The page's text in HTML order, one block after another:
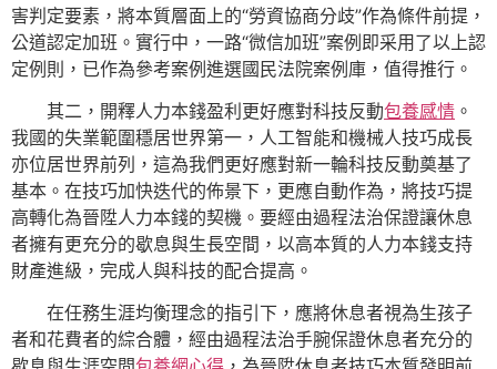
害判定要素，將本質層面上的“勞資協商分歧”作為條件前提，
公道認定加班。實行中，一路“微信加班”案例即采用了以上認
定例則，已作為參考案例進選國民法院案例庫，值得推行。
其二，開釋人力本錢盈利更好應對科技反動包養感情 。
我國的失業範圍穩居世界第一，人工智能和機械人技巧成長
亦位居世界前列，這為我們更好應對新一輪科技反動奠基了
基本。在技巧加快迭代的佈景下，更應自動作為，將技巧提
高轉化為晉陞人力本錢的契機。要經由過程法治保證讓休息
者擁有更充分的歇息與生長空間，以高本質的人力本錢支持
財產進級，完成人與科技的配合提高。
在任務生涯均衡理念的指引下，應將休息者視為生孩子
者和花費者的綜合體，經由過程法治手腕保證休息者充分的